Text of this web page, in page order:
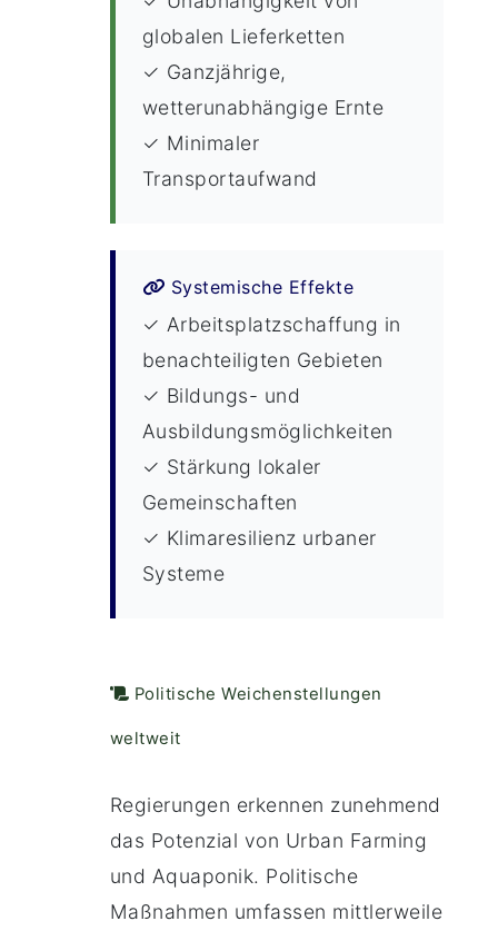
globalen Lieferketten
✓ Ganzjährige,
wetterunabhängige Ernte
✓ Minimaler
Transportaufwand
Systemische Effekte
✓ Arbeitsplatzschaffung in
benachteiligten Gebieten
✓ Bildungs- und
Ausbildungsmöglichkeiten
✓ Stärkung lokaler
Gemeinschaften
✓ Klimaresilienz urbaner
Systeme
Politische Weichenstellungen
weltweit
Regierungen erkennen zunehmend
das Potenzial von Urban Farming
und Aquaponik. Politische
Maßnahmen umfassen mittlerweile